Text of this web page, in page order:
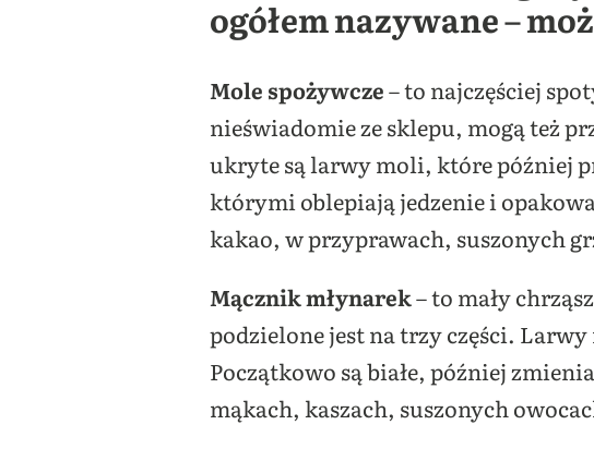
ogółem nazywane –
Mole spożywcze– to najczęściej
nieświadomie ze sklepu, mogą też
ukryte są larwy moli, które później
którymi oblepiają jedzenie i
kakao, w przyprawach, suszonych
Mącznik młynarek– to mały
podzielone jest na trzy części. Larwy
Początkowo są białe, później
mąkach, kaszach, suszonych